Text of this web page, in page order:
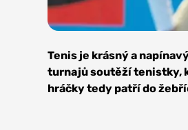
Depositphotos
Tenis je krásný a
turnajů soutěží tenistky,
hráčky tedy patří do